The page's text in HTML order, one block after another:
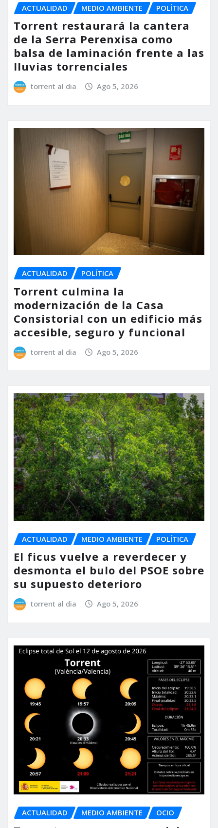
ACTUALIDAD MEDIO AMBIENTE POLÍTICA
Torrent restaurará la cantera
de la Serra Perenxisa como
balsa de laminación frente a las
lluvias torrenciales
torrent al dia Ago 5, 2026
ACTUALIDAD POLÍTICA
Torrent culmina la
modernización de la Casa
Consistorial con un edificio más
accesible, seguro y funcional
torrent al dia Ago 5, 2026
ACTUALIDAD MEDIO AMBIENTE POLÍTICA
El ficus vuelve a reverdecer y
desmonta el bulo del PSOE sobre
su supuesto deterioro
torrent al dia Ago 5, 2026
ACTUALIDAD MEDIO AMBIENTE OCIO